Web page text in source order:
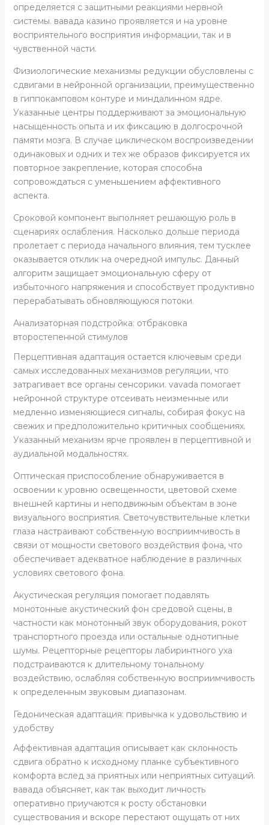
определяется с защитными реакциями нервной
системы. вавада казино проявляется и на уровне
восприятельного восприятия информации, так и в
чувственной части.
Физиологические механизмы редукции обусловлены с
сдвигами в нейронной организации, преимущественно
в гиппокамповом контуре и миндалинном ядре.
Указанные центры поддерживают за эмоциональную
насыщенность опыта и их фиксацию в долгосрочной
памяти мозга. В случае циклическом воспроизведении
одинаковых и одних и тех же образов фиксируется их
повторное закрепление, которая способна
сопровождаться с уменьшением аффективного
аспекта.
Сроковой компонент выполняет решающую роль в
сценариях ослабления. Насколько дольше периода
пролетает с периода начального влияния, тем тусклее
оказывается отклик на очередной импульс. Данный
алгоритм защищает эмоциональную сферу от
избыточного напряжения и способствует продуктивно
перерабатывать обновляющуюся потоки.
Анализаторная подстройка: отбраковка
второстепенной стимулов
Перцептивная адаптация остается ключевым среди
самых исследованных механизмов регуляции, что
затрагивает все органы сенсорики. vavada помогает
нейронной структуре отсеивать неизменные или
медленно изменяющиеся сигналы, собирая фокус на
свежих и предположительно критичных сообщениях.
Указанный механизм ярче проявлен в перцептивной и
аудиальной модальностях.
Оптическая приспособление обнаруживается в
освоении к уровню освещенности, цветовой схеме
внешней картины и неподвижным объектам в зоне
визуального восприятия. Светочувствительные клетки
глаза настраивают собственную восприимчивость в
связи от мощности светового воздействия фона, что
обеспечивает адекватное наблюдение в различных
условиях светового фона.
Акустическая регуляция помогает подавлять
монотонные акустический фон средовой сцены, в
частности как монотонный звук оборудования, рокот
транспортного проезда или остальные однотипные
шумы. Рецепторные рецепторы лабиринтного уха
подстраиваются к длительному тональному
воздействию, ослабляя собственную восприимчивость
к определенным звуковым диапазонам.
Гедоническая адаптация: привычка к удовольствию и
удобству
Аффективная адаптация описывает как склонность
сдвига обратно к исходному планке субъективного
комфорта вслед за приятных или неприятных ситуаций.
вавада объясняет, как так выходит личность
оперативно приучаются к росту обстановки
существования и вскоре перестают ощущать от них